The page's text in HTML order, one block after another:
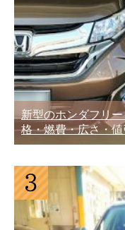
新型のホンダフリ
格・燃費・広さ・